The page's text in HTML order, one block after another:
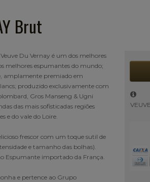
Brut
Du Vernay é um dos melhores
melhores espumantes do mundo;
amplamente premiado em
produzido exclusivamente com
Gros Manseng & Ugni
das mais sofisticadas regiões
e do vale do Loire.
frescor com um toque sutil de
e tamanho das bolhas).
Espumante importado da França.
e pertence ao Grupo